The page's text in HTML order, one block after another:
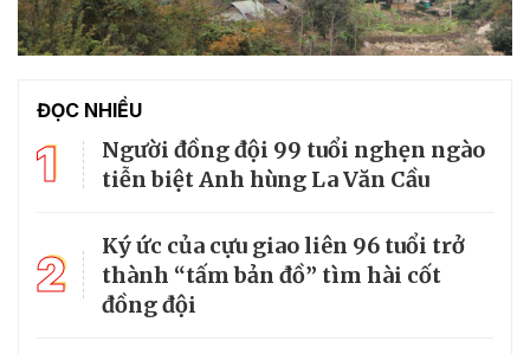
ĐỌC NHIỀU
1
Người đồng đội 99 tuổi nghẹn ngào
tiễn biệt Anh hùng La Văn Cầu
2
Ký ức của cựu giao liên 96 tuổi trở
thành “tấm bản đồ” tìm hài cốt
đồng đội